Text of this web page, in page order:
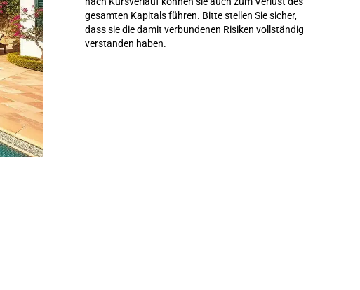
gesamten Kapitals führen. Bitte stellen Sie sicher,
dass sie die damit verbundenen Risiken vollständig
verstanden haben.